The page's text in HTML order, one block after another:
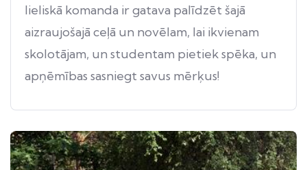
lieliskā komanda ir gatava palīdzēt šajā
aizraujošajā ceļā un novēlam, lai ikvienam
skolotājam, un studentam pietiek spēka, un
apņēmības sasniegt savus mērķus!